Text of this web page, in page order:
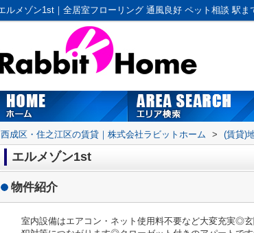
西成区・住之江区の賃貸｜株式会社ラビットホーム > (賃貸)
エルメゾン1st
物件紹介
室内設備はエアコン・ネット使用料不要など大変充実◎